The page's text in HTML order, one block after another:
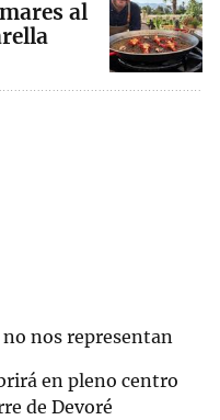
al
nos representan
en pleno centro
de Devoré